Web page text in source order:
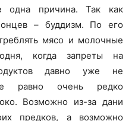
причина. Так как
– буддизм. По его
мясо и молочные
когда запреты на
давно уже не
равно очень редко
Возможно из-за дани
предков, а возможно